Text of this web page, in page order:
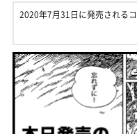
2020年7月31日に発売される